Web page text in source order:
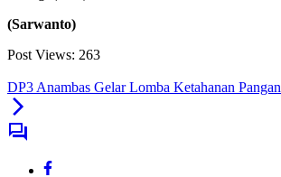
(Sarwanto)
Post Views: 263
DP3 Anambas Gelar Lomba Ketahanan Pangan